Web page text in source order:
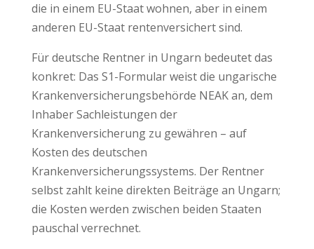
die in einem EU-Staat wohnen, aber in einem
anderen EU-Staat rentenversichert sind.
Für deutsche Rentner in Ungarn bedeutet das
konkret: Das S1-Formular weist die ungarische
Krankenversicherungsbehörde NEAK an, dem
Inhaber Sachleistungen der
Krankenversicherung zu gewähren – auf
Kosten des deutschen
Krankenversicherungssystems. Der Rentner
selbst zahlt keine direkten Beiträge an Ungarn;
die Kosten werden zwischen beiden Staaten
pauschal verrechnet.